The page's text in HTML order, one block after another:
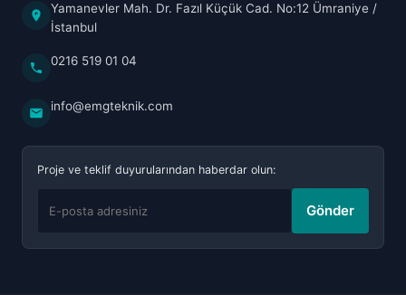
Yamanevler Mah. Dr. Fazıl Küçük Cad. No:12 Ümraniye /
İstanbul
0216 519 01 04
info@emgteknik.com
Proje ve teklif duyurularından haberdar olun:
Gönder